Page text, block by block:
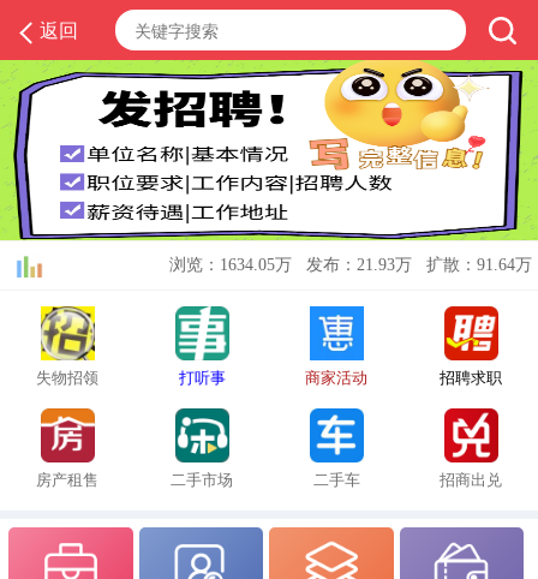
返回
浏览：1634.05万 发布：21.93万 扩散：91.64万
失物招领 打听事 商家活动 招聘求职
房产租售 二手市场 二手车 招商出兑